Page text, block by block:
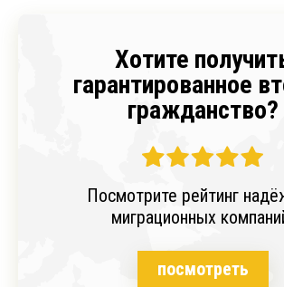
Хотите
гарантированное
гражданство?
Посмотрите рейтинг
миграционных
посмотреть